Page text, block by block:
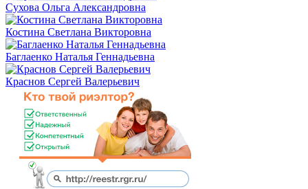
Сухова Ольга Александровна
Костина Светлана Викторовна
Баглаенко Наталья Геннадьевна
Краснов Сергей Валерьевич